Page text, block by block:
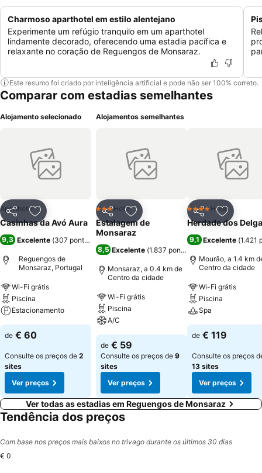
Charmoso aparthotel em estilo alentejano
Experimente um refúgio tranquilo em um aparthotel
lindamente decorado, oferecendo uma estadia pacífica e
relaxante no coração de Reguengos de Monsaraz.
Este resumo foi criado por inteligência artificial e pode não ser 100% correto.
Comparar com estadias semelhantes
Alojamento selecionado
PartilharAdicionar aos favoritos
Aparthotel
Casinhas da Avó Aura
9,3 Excelente (307 pontuações
Reguengos de
Monsaraz, Portugal
Wi-Fi grátis
Piscina
Estacionamento
de € 60
Consulte os preços de 2
sites
Ver preços
Alojamentos semelhantes
PartilharAdicionar aos favoritos
3 Estrelas
Hotel
Estalagem de
Monsaraz
8,5 Excelente (1.837 pontuações
Monsaraz, a 0.4 km de
Centro da cidade
Wi-Fi grátis
Piscina
A/C
de € 59
Consulte os preços de 9
sites
Ver preços
Partilhar
4 EstrelasHotel
Herdade dos
9,1 Excelente (1.421
Mourão, a 1.4 km
Centro da cidade
Wi-Fi grátis
Piscina
Spa
de € 119
Consulte os preços
13 sites
Ver preços
Ver todas as estadias em Reguengos de Monsaraz
Tendência dos preços
Com base nos preços mais baixos no trivago durante os últimos 30 dias
€ 0